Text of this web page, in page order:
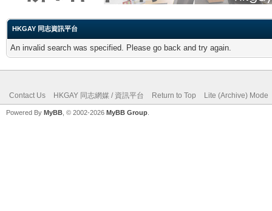
HKGAY 同志資訊平台
An invalid search was specified. Please go back and try again.
Contact Us HKGAY 同志網媒 / 資訊平台 Return to Top Lite (Archive) Mode
Powered By MyBB , © 2002-2026 MyBB Group